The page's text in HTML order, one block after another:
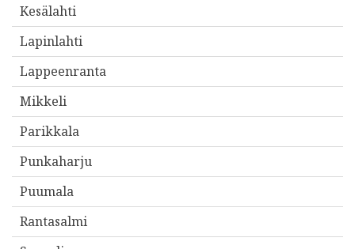
Kesälahti
Lapinlahti
Lappeenranta
Mikkeli
Parikkala
Punkaharju
Puumala
Rantasalmi